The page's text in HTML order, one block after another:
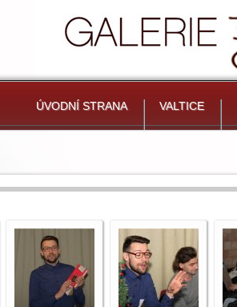
ÚVODNÍ STRANA VALTICE